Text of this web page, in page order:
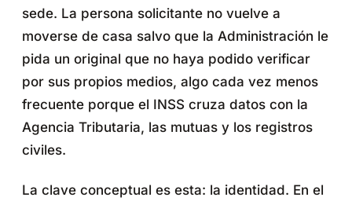
sede. La persona solicitante no vuelve a
moverse de casa salvo que la Administración le
pida un original que no haya podido verificar
por sus propios medios, algo cada vez menos
frecuente porque el INSS cruza datos con la
Agencia Tributaria, las mutuas y los registros
civiles.
La clave conceptual es esta: la identidad. En el